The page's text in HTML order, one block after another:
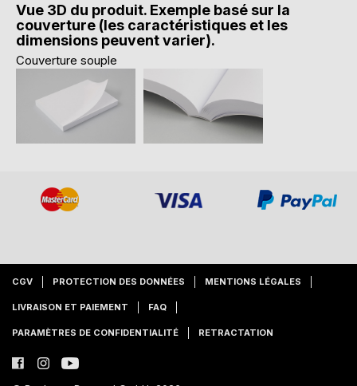
Vue 3D du produit. Exemple basé sur la
couverture (les caractéristiques et les
dimensions peuvent varier).
Couverture souple
CGV PROTECTION DES DONNÉES MENTIONS LÉGALES
LIVRAISON ET PAIEMENT FAQ
PARAMÈTRES DE CONFIDENTIALITÉ RETRACTATION